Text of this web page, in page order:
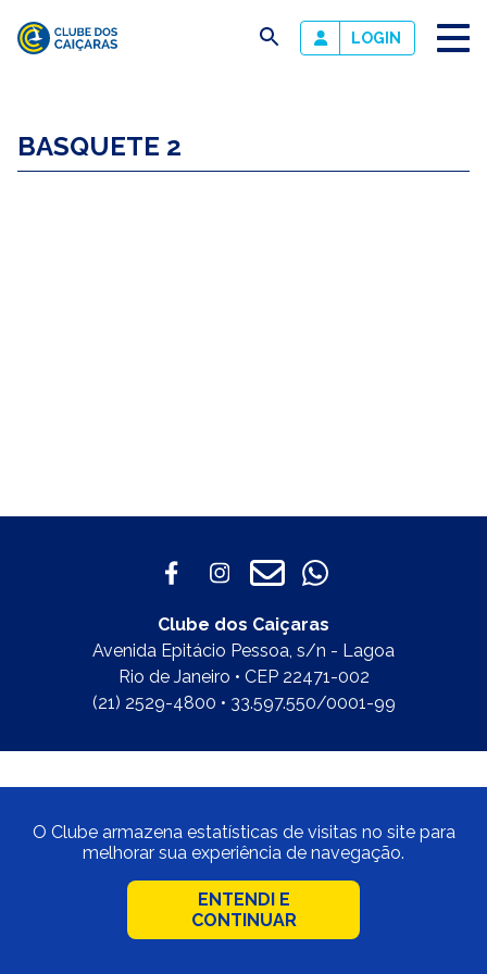
Caiçaras
busca LOGIN
BASQUETE 2
Clube dos Caiçaras
Avenida Epitácio Pessoa, s/n - Lagoa
Rio de Janeiro • CEP 22471-002
(21) 2529-4800 • 33.597.550/0001-99
O Clube armazena estatísticas de visitas no site para
melhorar sua experiência de navegação.
ENTENDI E
CONTINUAR